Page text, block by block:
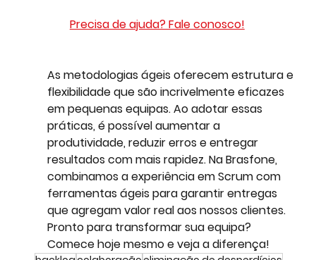
Precisa de ajuda? Fale conosco!
As metodologias ágeis oferecem estrutura e
flexibilidade que são incrivelmente eficazes
em pequenas equipas. Ao adotar essas
práticas, é possível aumentar a
produtividade, reduzir erros e entregar
resultados com mais rapidez. Na Brasfone,
combinamos a experiência em Scrum com
ferramentas ágeis para garantir entregas
que agregam valor real aos nossos clientes.
Pronto para transformar sua equipa?
Comece hoje mesmo e veja a diferença!